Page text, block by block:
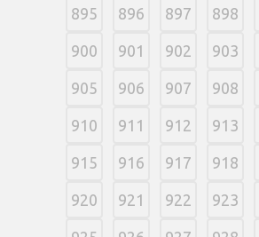
895 896 897 898
900 901 902 903
905 906 907 908
910 911 912 913
915 916 917 918
920 921 922 923